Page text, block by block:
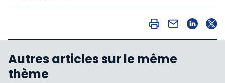
Autres articles sur le même
thème